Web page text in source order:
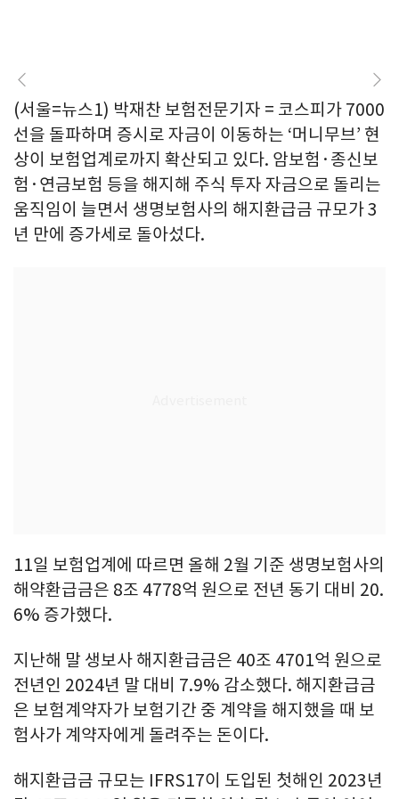
(서울=뉴스1) 박재찬 보험전문기자 = 코스피가 7000
선을 돌파하며 증시로 자금이 이동하는 ‘머니무브’ 현
상이 보험업계로까지 확산되고 있다. 암보험·종신보
험·연금보험 등을 해지해 주식 투자 자금으로 돌리는
움직임이 늘면서 생명보험사의 해지환급금 규모가 3
년 만에 증가세로 돌아섰다.
11일 보험업계에 따르면 올해 2월 기준 생명보험사의
해약환급금은 8조 4778억 원으로 전년 동기 대비 20.
6% 증가했다.
지난해 말 생보사 해지환급금은 40조 4701억 원으로
전년인 2024년 말 대비 7.9% 감소했다. 해지환급금
은 보험계약자가 보험기간 중 계약을 해지했을 때 보
험사가 계약자에게 돌려주는 돈이다.
해지환급금 규모는 IFRS17이 도입된 첫해인 2023년